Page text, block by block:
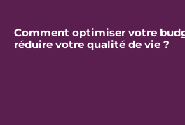
Comment optimiser votre
réduire votre qualité de vie ?